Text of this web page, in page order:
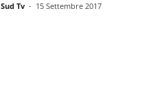
Sud Tv - 15 Settembre 2017